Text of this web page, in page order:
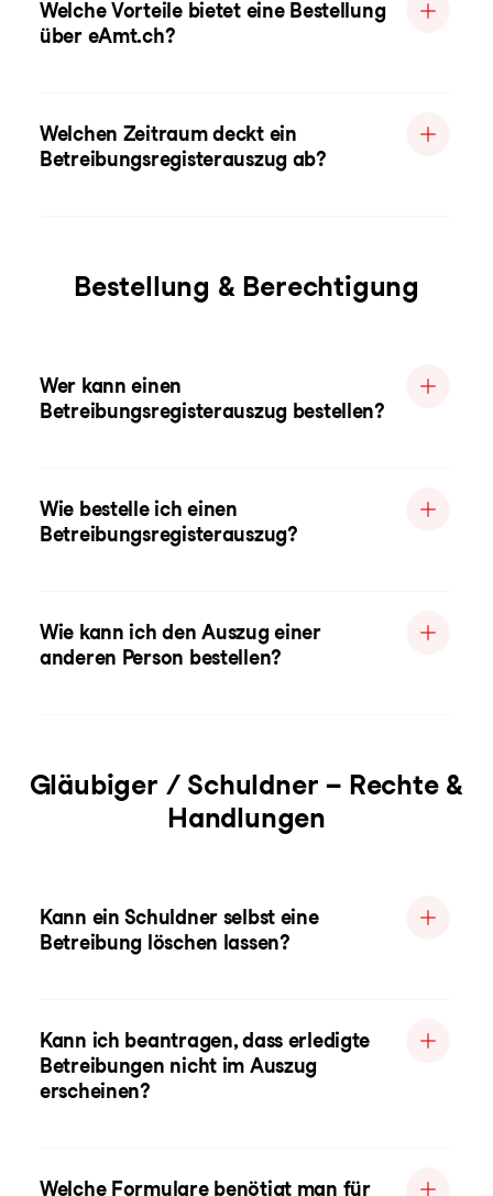
Welche Vorteile bietet eine Bestellung
über eAmt.ch?
Welchen Zeitraum deckt ein
Betreibungsregisterauszug ab?
Bestellung & Berechtigung
Wer kann einen
Betreibungsregisterauszug bestellen?
Wie bestelle ich einen
Betreibungsregisterauszug?
Wie kann ich den Auszug einer
anderen Person bestellen?
Gläubiger / Schuldner – Rechte &
Handlungen
Kann ein Schuldner selbst eine
Betreibung löschen lassen?
Kann ich beantragen, dass erledigte
Betreibungen nicht im Auszug
erscheinen?
Welche Formulare benötigt man für